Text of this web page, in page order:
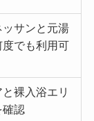
サンと元湯
でも利用可
裸入浴エリ
確認